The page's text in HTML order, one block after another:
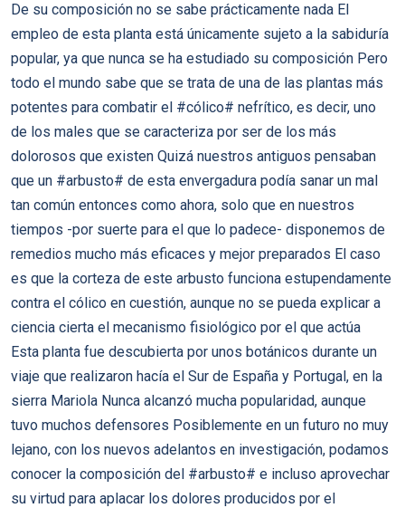
De su composición no se sabe prácticamente nada El
empleo de esta planta está únicamente sujeto a la sabiduría
popular, ya que nunca se ha estudiado su composición Pero
todo el mundo sabe que se trata de una de las plantas más
potentes para combatir el #cólico# nefrítico, es decir, uno
de los males que se caracteriza por ser de los más
dolorosos que existen Quizá nuestros antiguos pensaban
que un #arbusto# de esta envergadura podía sanar un mal
tan común entonces como ahora, solo que en nuestros
tiempos -por suerte para el que lo padece- disponemos de
remedios mucho más eficaces y mejor preparados El caso
es que la corteza de este arbusto funciona estupendamente
contra el cólico en cuestión, aunque no se pueda explicar a
ciencia cierta el mecanismo fisiológico por el que actúa
Esta planta fue descubierta por unos botánicos durante un
viaje que realizaron hacía el Sur de España y Portugal, en la
sierra Mariola Nunca alcanzó mucha popularidad, aunque
tuvo muchos defensores Posiblemente en un futuro no muy
lejano, con los nuevos adelantos en investigación, podamos
conocer la composición del #arbusto# e incluso aprovechar
su virtud para aplacar los dolores producidos por el